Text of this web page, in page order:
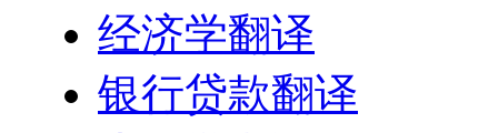
经济学翻译
银行贷款翻译